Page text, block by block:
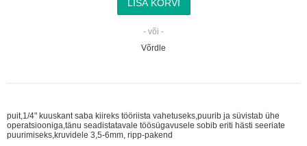
- või -
Võrdle
puit,1/4" kuuskant saba kiireks tööriista vahetuseks,puurib ja süvistab ühe
operatsiooniga,tänu seadistatavale töösügavusele sobib eriti hästi seeriate
puurimiseks,kruvidele 3,5-6mm, ripp-pakend